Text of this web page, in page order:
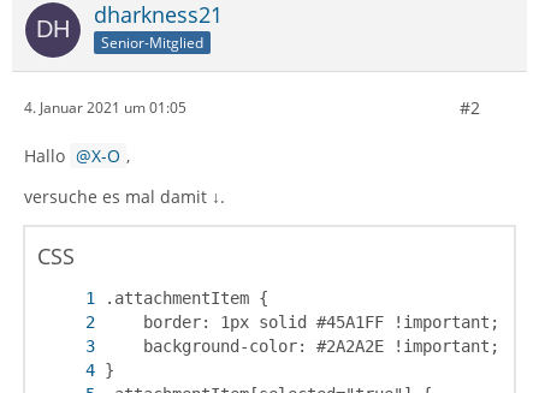
dharkness21
Senior-Mitglied
4. Januar 2021 um 01:05 #2
Hallo X-O ,
versuche es mal damit ↓.
CSS